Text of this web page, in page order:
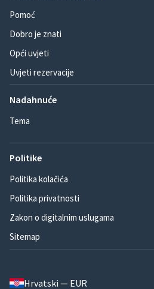
Pomoć
Dobro je znati
Opći uvjeti
Uvjeti rezervacije
Nadahnuće
Tema
Politike
Politika kolačića
Politika privatnosti
Zakon o digitalnim uslugama
Sitemap
Hrvatski — EUR